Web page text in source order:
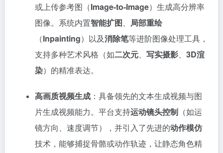
或上传参考图（Image-to-Image）生成高分辨率
图像。系统内置智能扩图、 局部重绘
（Inpainting）以及消除笔等进阶图像处理工具，
支持多种艺术风格（如二次元、 写实摄影、 3D渲
染）的精准表达。
高画质视频生成 ：具备领先的文本生成视频与图
片生成视频能力。平台支持运动镜头控制 （如运
镜方向、速度调节），并引入了先进的动作模仿
技术，能够捕捉骨骼或动作轨迹，让静态角色精